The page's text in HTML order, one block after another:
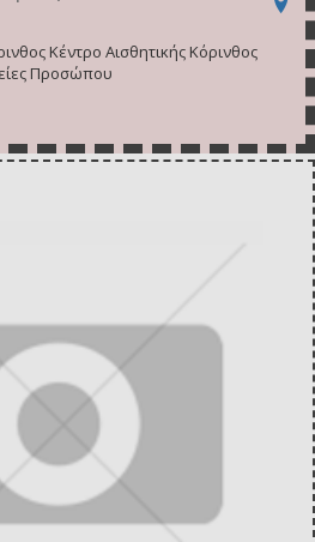
Κέντρο Αισθητικής Κόρινθος
Προσώπου